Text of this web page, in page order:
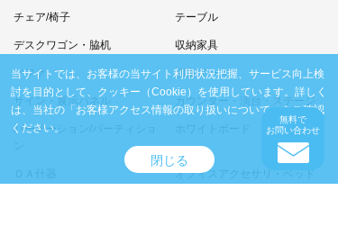
無料で
お問い合わせ
チェア/椅子 テーブル
デスクワゴン・脇机 収納家具
ソファ 個室ブース
サイン・展示パネル カウンター・演台・ステージ
パーテーション/パーティショ
オフィスアクセサリ・ベッド
当サイトでは、お客様の当サイト利用状況把握、サービス向上検
討を目的として、クッキー（Cookie）を使用しています。 詳しく
は、当社の 「お客様アクセス情報の取り扱いについて」
をご確認
ください。
閉じる